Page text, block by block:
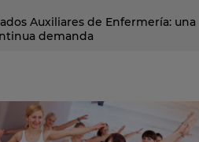
Auxiliares de Enfermería: una
demanda